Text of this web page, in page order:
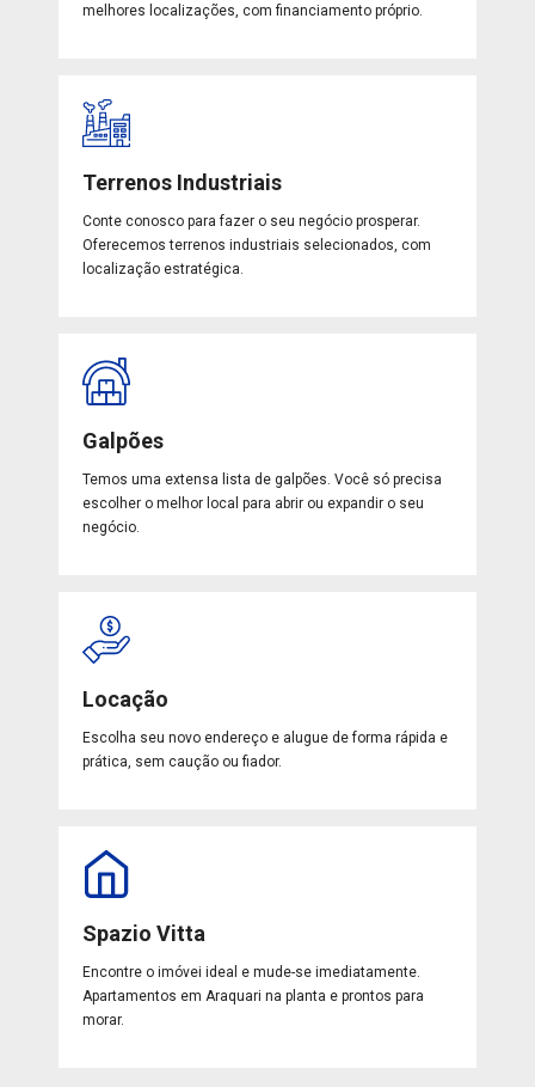
melhores localizações, com financiamento próprio.
Terrenos Industriais
Conte conosco para fazer o seu negócio prosperar.
Oferecemos terrenos industriais selecionados, com
localização estratégica.
Galpões
Temos uma extensa lista de galpões. Você só precisa
escolher o melhor local para abrir ou expandir o seu
negócio.
Locação
Escolha seu novo endereço e alugue de forma rápida e
prática, sem caução ou fiador.
Spazio Vitta
Encontre o imóvei ideal e mude-se imediatamente.
Apartamentos em Araquari na planta e prontos para
morar.